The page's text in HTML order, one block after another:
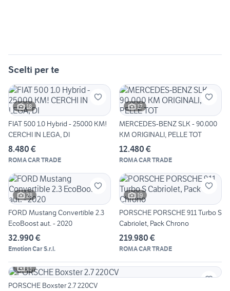
Scelti per te
18
FIAT 500 1.0 Hybrid - 25000 KM!
CERCHI IN LEGA, DI
8.480 €
ROMA CAR TRADE
17
MERCEDES-BENZ SLK - 90.000
KM ORIGINALI, PELLE TOT
12.480 €
ROMA CAR TRADE
28
FORD Mustang Convertible 2.3
EcoBoost aut. - 2020
32.990 €
Emotion Car S.r.l.
19
PORSCHE PORSCHE 911 Turbo S
Cabriolet, Pack Chrono
219.980 €
ROMA CAR TRADE
13
PORSCHE Boxster 2.7 220CV